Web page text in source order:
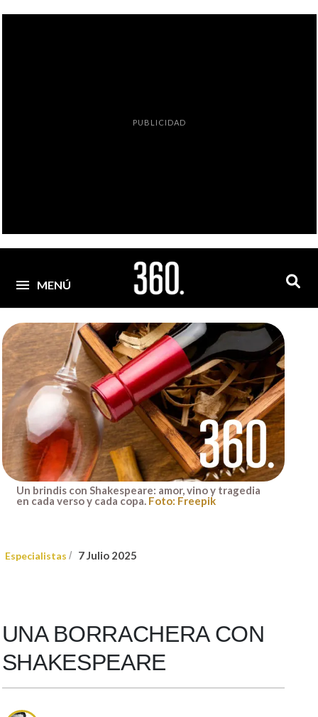
PUBLICIDAD
MENÚ
Un brindis con Shakespeare: amor, vino y tragedia
en cada verso y cada copa. Foto: Freepik
Especialistas / 7 Julio 2025
UNA BORRACHERA CON
SHAKESPEARE